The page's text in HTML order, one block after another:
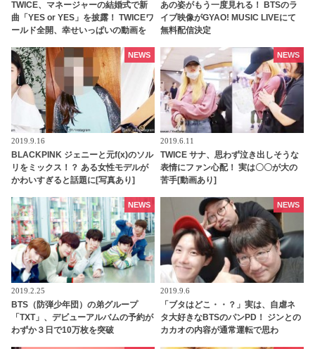
TWICE、マネージャーの結婚式で新
曲「YES or YES」を披露！ TWICEワ
ールド全開、幸せいっぱいの動画を
あの姿がもう一度見れる！ BTSのラ
イブ映像がGYAO! MUSIC LIVEにて
無料配信決定
2019.9.16
BLACKPINK ジェニーと元f(x)のソル
リをミックス！？ ある女性モデルが
かわいすぎると話題に[写真あり]
NEWS
2019.6.11
TWICE サナ、思わず泣き出しそうな
表情にファン心配！ 実は〇〇が大の
苦手[動画あり]
NEWS
2019.2.25
BTS（防弾少年団）の弟グループ
「TXT」、デビューアルバムの予約が
わずか３日で10万枚を突破
NEWS
2019.9.6
「ブタはどこ・・？」実は、自虐ネ
タ大好きなBTSのパンPD！ ジンとの
カカオの内容が通常運転で思わ
NEWS